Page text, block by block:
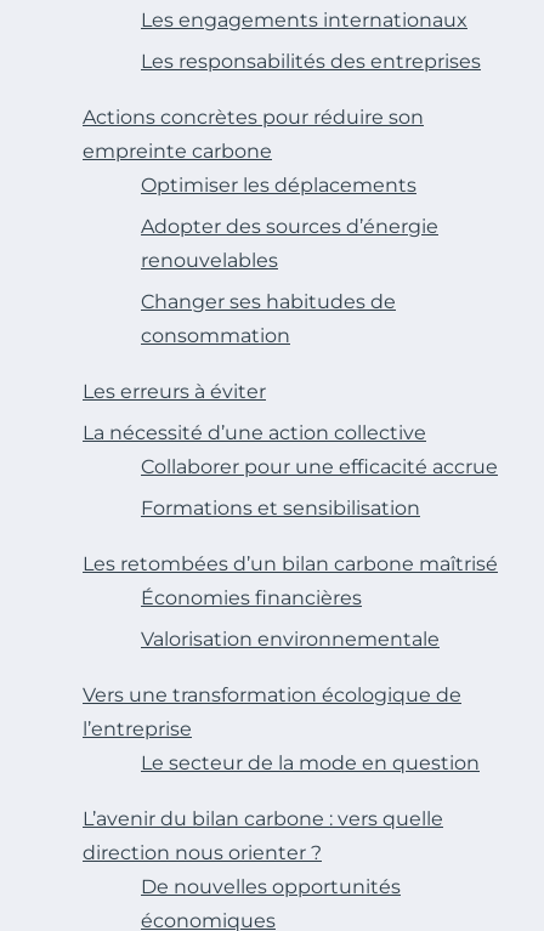
Les engagements internationaux
Les responsabilités des entreprises
Actions concrètes pour réduire son
empreinte carbone
Optimiser les déplacements
Adopter des sources d’énergie
renouvelables
Changer ses habitudes de
consommation
Les erreurs à éviter
La nécessité d’une action collective
Collaborer pour une efficacité accrue
Formations et sensibilisation
Les retombées d’un bilan carbone maîtrisé
Économies financières
Valorisation environnementale
Vers une transformation écologique de
l’entreprise
Le secteur de la mode en question
L’avenir du bilan carbone : vers quelle
direction nous orienter ?
De nouvelles opportunités
économiques